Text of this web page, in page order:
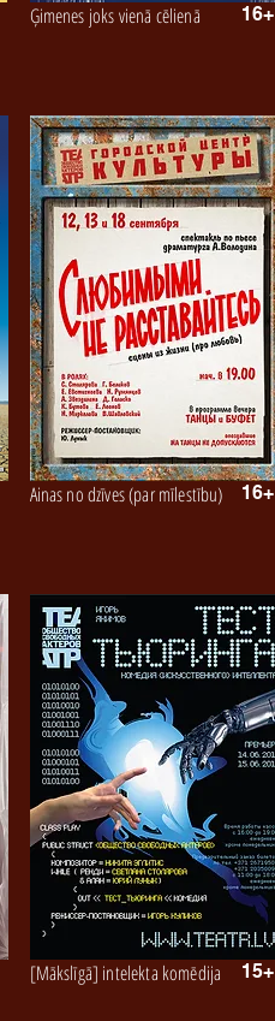
16+
Ģimenes joks vienā cēlienā
16+
Ainas no dzīves (par mīlestību)
15+
[Mākslīgā] intelekta komēdija